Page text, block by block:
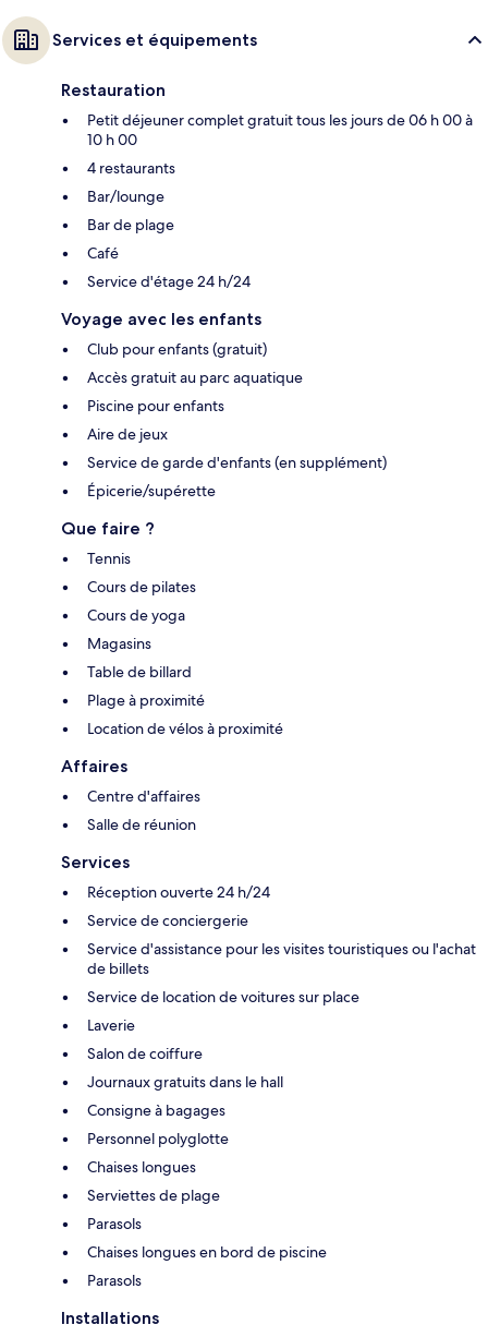
Services et équipements
Restauration
Petit déjeuner complet gratuit tous les jours de 06 h 00 à
10 h 00
4 restaurants
Bar/lounge
Bar de plage
Café
Service d'étage 24 h/24
Voyage avec les enfants
Club pour enfants (gratuit)
Accès gratuit au parc aquatique
Piscine pour enfants
Aire de jeux
Service de garde d'enfants (en supplément)
Épicerie/supérette
Que faire ?
Tennis
Cours de pilates
Cours de yoga
Magasins
Table de billard
Plage à proximité
Location de vélos à proximité
Affaires
Centre d'affaires
Salle de réunion
Services
Réception ouverte 24 h/24
Service de conciergerie
Service d'assistance pour les visites touristiques ou l'achat
de billets
Service de location de voitures sur place
Laverie
Salon de coiffure
Journaux gratuits dans le hall
Consigne à bagages
Personnel polyglotte
Chaises longues
Serviettes de plage
Parasols
Chaises longues en bord de piscine
Parasols
Installations